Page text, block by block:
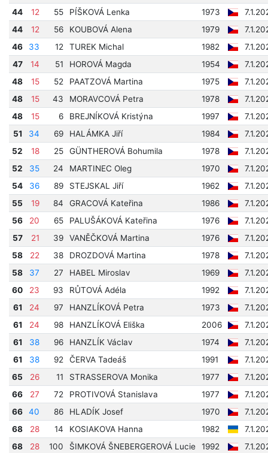
44
12 55 PÍŠKOVÁ Lenka 1973
44
12 56 KOUBOVÁ Alena 1979
46
33 12 TUREK Michal 1982
47
14 51 HOROVÁ Magda 1954
48
15 52 PAATZOVÁ Martina 1975
48
15 43 MORAVCOVÁ Petra 1978
48
15 6 BREJNÍKOVÁ Kristýna 1997
51
34 69 HALÁMKA Jiří 1984
52
18 25 GÜNTHEROVÁ Bohumila 1978
52
35 24 MARTINEC Oleg 1970
54
36 89 STEJSKAL Jiří 1962
55
19 84 GRACOVÁ Kateřina 1986
56
20 65 PALUŠÁKOVÁ Kateřina 1976
57
21 39 VANĚČKOVÁ Martina 1976
58
22 38 DROZDOVÁ Martina 1978
58
37 27 HABEL Miroslav 1969
60
23 93 RŮTOVÁ Adéla 1992
61
24 97 HANZLÍKOVÁ Petra 1973
61
24 98 HANZLÍKOVÁ Eliška 2006
61
38 96 HANZLÍK Václav 1974
61
38 92 ČERVA Tadeáš 1991
65
26 11 STRASSEROVA Monika 1977
66
27 72 PROTIVOVÁ Stanislava 1977
66
40 86 HLADÍK Josef 1970
68
28 14 KOSIAKOVA Hanna 1982
68
28 100 ŠIMKOVÁ ŠNEBERGEROVÁ Lucie 1992